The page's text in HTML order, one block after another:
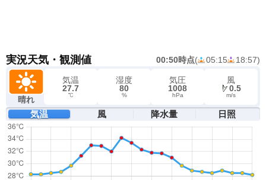
実況天気・観測値 00:50時点( 05:15 18:57)
晴れ
気温
27.7
℃
湿度
80
%
気圧
1008
hPa
風
0.5
m/s
気温 風 降水量 日照